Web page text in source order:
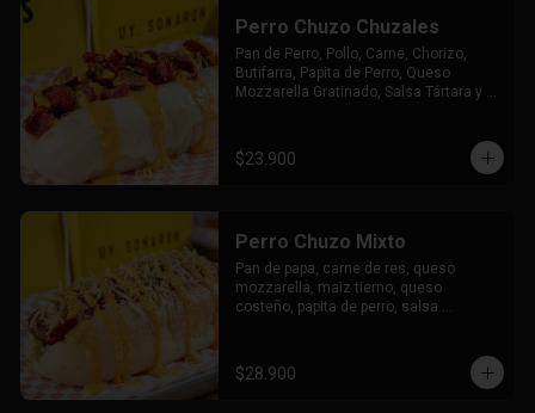
Perro Chuzo Chuzales
Pan de Perro, Pollo, Carne, Chorizo,
Butifarra, Papita de Perro, Queso
Mozzarella Gratinado, Salsa Tártara y
$23.900
Perro Chuzo Mixto
Pan de papa, carne de res, queso
mozzarella, maiz tierno, queso
costeño, papita de perro, salsa
$28.900